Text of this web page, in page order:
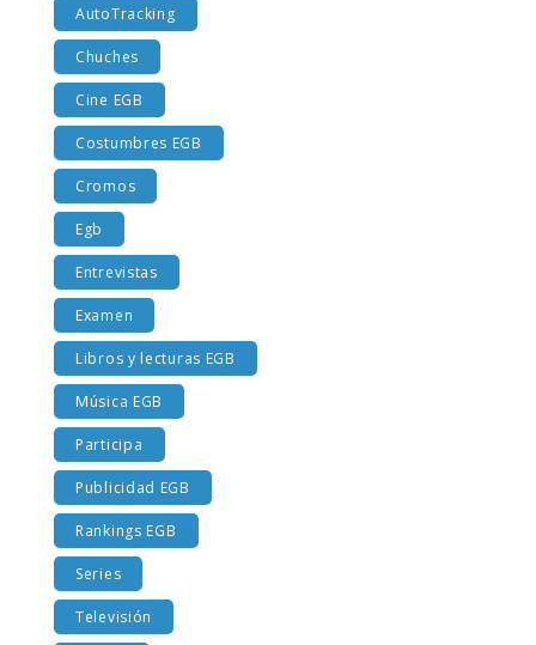
AutoTracking
Chuches
Cine EGB
Costumbres EGB
Cromos
Egb
Entrevistas
Examen
Libros y lecturas EGB
Música EGB
Participa
Publicidad EGB
Rankings EGB
Series
Televisión